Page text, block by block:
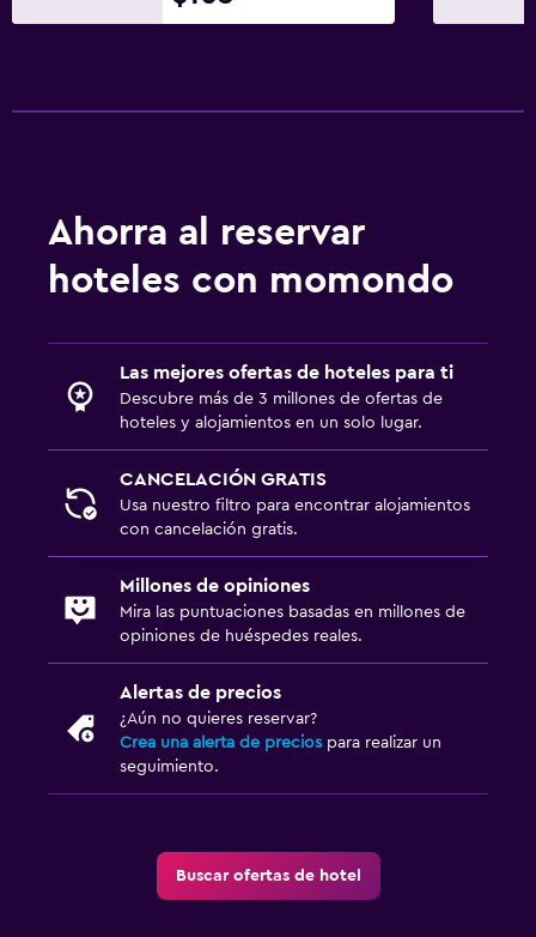
Ahorra al reservar
hoteles con momondo
Las mejores ofertas de hoteles para ti
Descubre más de 3 millones de ofertas de
hoteles y alojamientos en un solo lugar.
CANCELACIÓN GRATIS
Usa nuestro filtro para encontrar alojamientos
con cancelación gratis.
Millones de opiniones
Mira las puntuaciones basadas en millones de
opiniones de huéspedes reales.
Alertas de precios
¿Aún no quieres reservar?
Crea una alerta de precios para realizar un
seguimiento.
Buscar ofertas de hotel